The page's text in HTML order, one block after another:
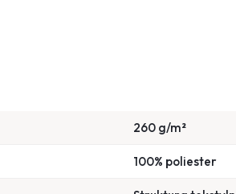
260 g/m²
100% poliester